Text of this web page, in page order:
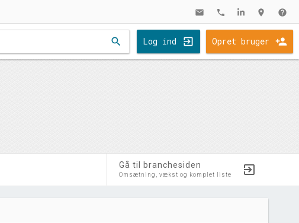
mail phone location_on help
search Log ind Opret bruger
Gå til branchesiden
Omsætning, vækst og komplet liste